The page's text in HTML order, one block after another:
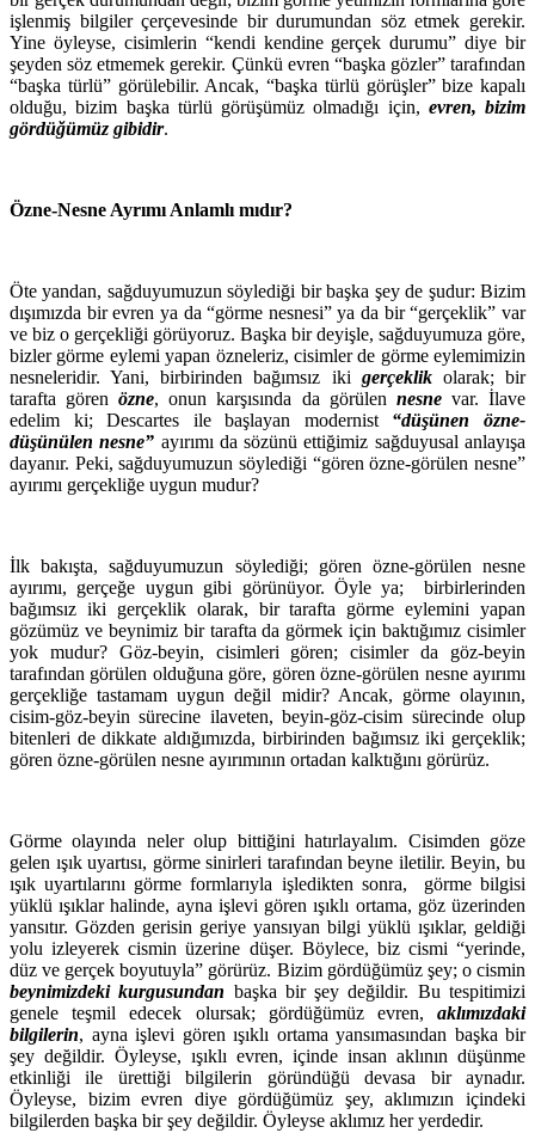
işlenmiş bilgiler çerçevesinde bir durumundan söz etmek gerekir.
Yine öyleyse, cisimlerin “kendi kendine gerçek durumu” diye bir
şeyden söz etmemek gerekir. Çünkü evren “başka gözler” tarafından
“başka türlü” görülebilir. Ancak, “başka türlü görüşler” bize kapalı
olduğu, bizim başka türlü görüşümüz olmadığı için, evren, bizim
gördüğümüz gibidir.
Özne-Nesne Ayrımı Anlamlı mıdır?
Öte yandan, sağduyumuzun söylediği bir başka şey de şudur: Bizim
dışımızda bir evren ya da “görme nesnesi” ya da bir “gerçeklik” var
ve biz o gerçekliği görüyoruz. Başka bir deyişle, sağduyumuza göre,
bizler görme eylemi yapan özneleriz, cisimler de görme eylemimizin
nesneleridir. Yani, birbirinden bağımsız iki gerçeklikolarak; bir
tarafta görenözne, onun karşısında da görülen nesnevar. İlave
edelim ki; Descartes ile başlayan modernist “düşünen özne-
düşünülen nesne” ayırımı da sözünü ettiğimiz sağduyusal anlayışa
dayanır. Peki, sağduyumuzun söylediği “gören özne-görülen nesne”
ayırımı gerçekliğe uygun mudur?
İlk bakışta, sağduyumuzun söylediği; gören özne-görülen nesne
ayırımı, gerçeğe uygun gibi görünüyor. Öyle ya; birbirlerinden
bağımsız iki gerçeklik olarak, bir tarafta görme eylemini yapan
gözümüz ve beynimiz bir tarafta da görmek için baktığımız cisimler
yok mudur? Göz-beyin, cisimleri gören; cisimler da göz-beyin
tarafından görülen olduğuna göre, gören özne-görülen nesne ayırımı
gerçekliğe tastamam uygun değil midir? Ancak, görme olayının,
cisim-göz-beyin sürecine ilaveten, beyin-göz-cisim sürecinde olup
bitenleri de dikkate aldığımızda, birbirinden bağımsız iki gerçeklik;
gören özne-görülen nesne ayırımının ortadan kalktığını görürüz.
Görme olayında neler olup bittiğini hatırlayalım. Cisimden göze
gelen ışık uyartısı, görme sinirleri tarafından beyne iletilir. Beyin, bu
ışık uyartılarını görme formlarıyla işledikten sonra, görme bilgisi
yüklü ışıklar halinde, ayna işlevi gören ışıklı ortama, göz üzerinden
yansıtır. Gözden gerisin geriye yansıyan bilgi yüklü ışıklar, geldiği
yolu izleyerek cismin üzerine düşer. Böylece, biz cismi “yerinde,
düz ve gerçek boyutuyla” görürüz. Bizim gördüğümüz şey; o cismin
beynimizdeki kurgusundan başka bir şey değildir. Bu tespitimizi
genele teşmil edecek olursak; gördüğümüz evren, aklımızdaki
bilgilerin, ayna işlevi gören ışıklı ortama yansımasından başka bir
şey değildir. Öyleyse, ışıklı evren, içinde insan aklının düşünme
etkinliği ile ürettiği bilgilerin göründüğü devasa bir aynadır.
Öyleyse, bizim evren diye gördüğümüz şey, aklımızın içindeki
bilgilerden başka bir şey değildir. Öyleyse aklımız her yerdedir.